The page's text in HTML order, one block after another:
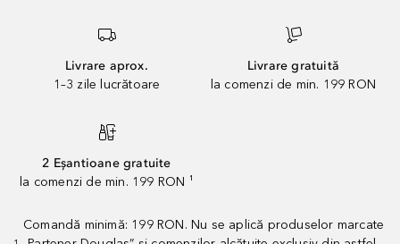
Livrare aprox.
1–3 zile lucrătoare
Livrare gratuită
la comenzi de min. 199 RON
2 Eșantioane gratuite
la comenzi de min. 199 RON ¹
Comandă minimă: 199 RON. Nu se aplică produselor marcate